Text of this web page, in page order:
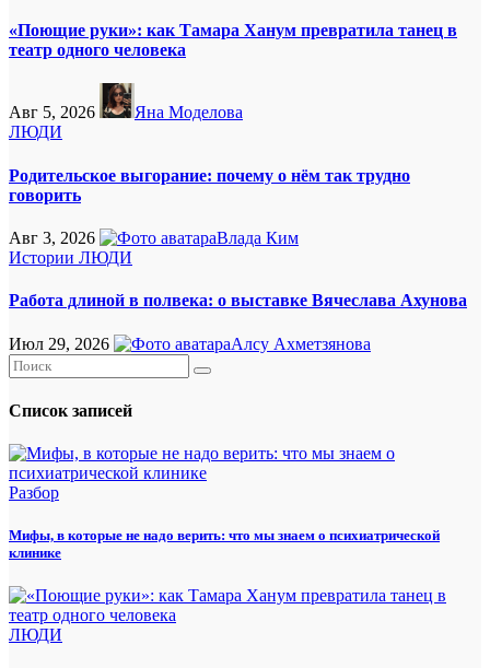
«Поющие руки»: как Тамара Ханум превратила танец в
театр одного человека
Авг 5, 2026
Яна Моделова
ЛЮДИ
Родительское выгорание: почему о нём так трудно
говорить
Авг 3, 2026
Влада Ким
Истории ЛЮДИ
Работа длиной в полвека: о выставке Вячеслава Ахунова
Июл 29, 2026 Алсу Ахметзянова
Список записей
Разбор
Мифы, в которые не надо верить: что мы знаем о психиатрической
клинике
ЛЮДИ